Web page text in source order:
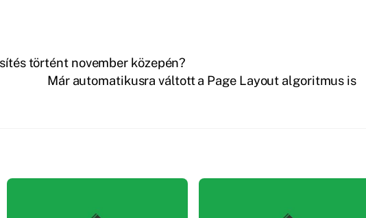
történt november közepén?
Már automatikusra váltott a Page Layout algoritmus is